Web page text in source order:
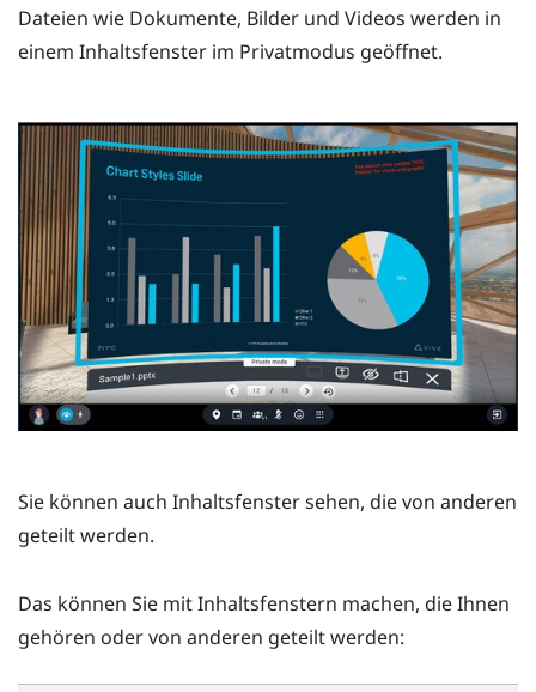
Dateien wie Dokumente, Bilder und Videos werden in
einem Inhaltsfenster im Privatmodus geöffnet.
Sie können auch Inhaltsfenster sehen, die von anderen
geteilt werden.
Das können Sie mit Inhaltsfenstern machen, die Ihnen
gehören oder von anderen geteilt werden: